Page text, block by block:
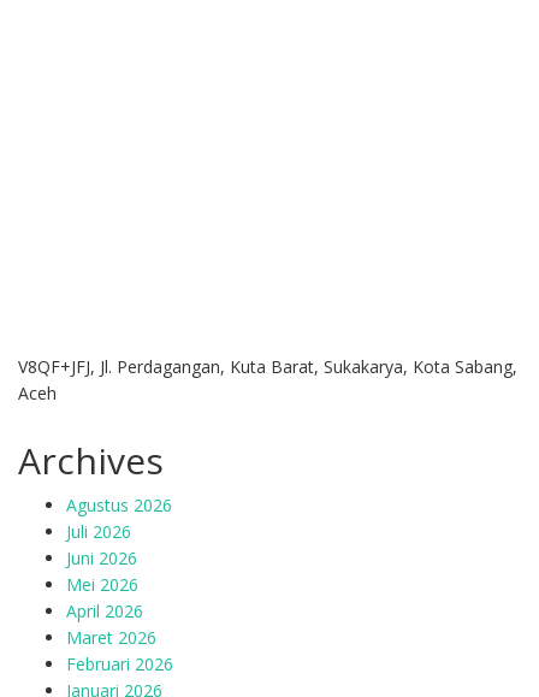
V8QF+JFJ, Jl. Perdagangan, Kuta Barat, Sukakarya, Kota Sabang,
Aceh
Archives
Agustus 2026
Juli 2026
Juni 2026
Mei 2026
April 2026
Maret 2026
Februari 2026
Januari 2026